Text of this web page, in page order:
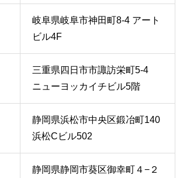
岐阜県岐阜市神田町8-4 アート
ビル4F
三重県四日市市諏訪栄町5-4
ニューヨッカイチビル5階
静岡県浜松市中央区鍛冶町140
浜松Cビル502
静岡県静岡市葵区御幸町４−２